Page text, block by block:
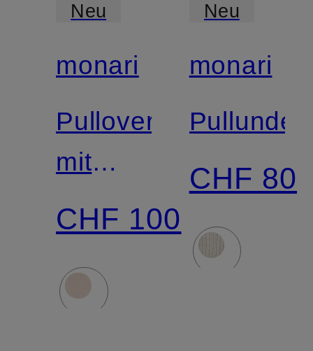
Neu
monari
Pullover
mit
Schmucksteinen
CHF 100
Neu
monari
Pullunder
CHF 80